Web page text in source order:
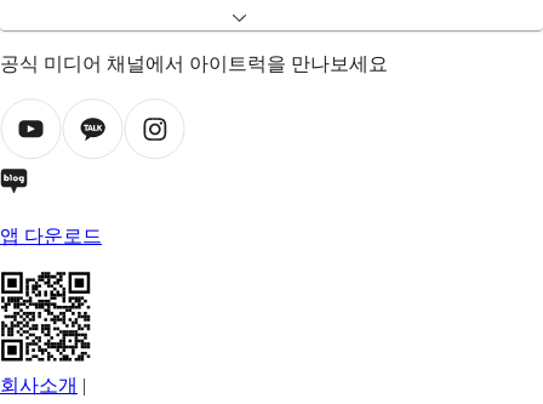
공식 미디어 채널에서 아이트럭을 만나보세요
앱 다운로드
회사소개 |